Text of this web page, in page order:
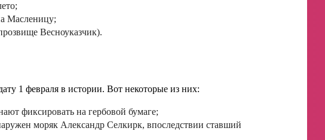
Масленицу;
Весноуказчик).
1 февраля в истории. Вот некоторые из них:
фиксировать на гербовой бумаге;
моряк Александр Селкирк, впоследствии ставший